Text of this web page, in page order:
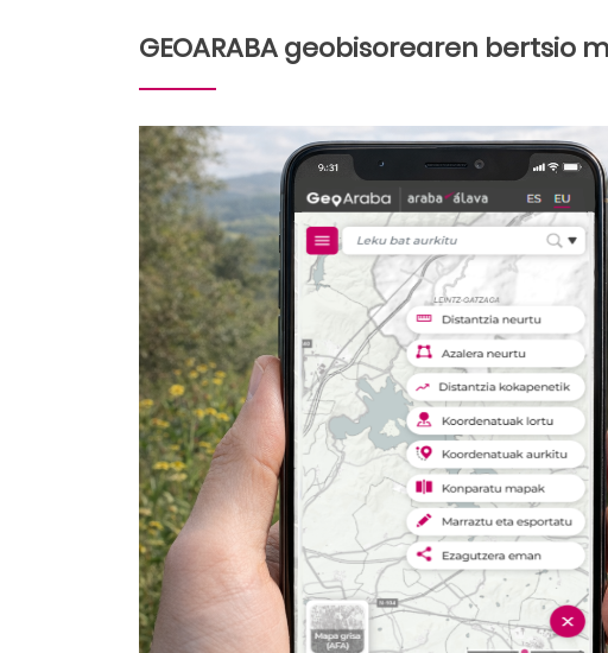
GEOARABA geobisorearen bertsio